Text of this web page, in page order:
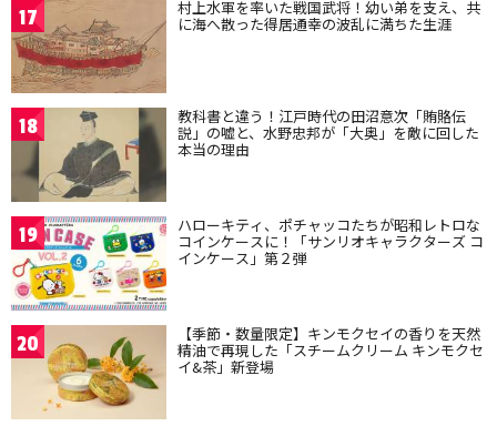
17 村上水軍を率いた戦国武将！幼い弟を支え、共
に海へ散った得居通幸の波乱に満ちた生涯
18 教科書と違う！江戸時代の田沼意次「賄賂伝
説」の嘘と、水野忠邦が「大奥」を敵に回した
本当の理由
19 ハローキティ、ポチャッコたちが昭和レトロな
コインケースに！「サンリオキャラクターズ コ
インケース」第２弾
20 【季節・数量限定】キンモクセイの香りを天然
精油で再現した「スチームクリーム キンモクセ
イ&茶」新登場